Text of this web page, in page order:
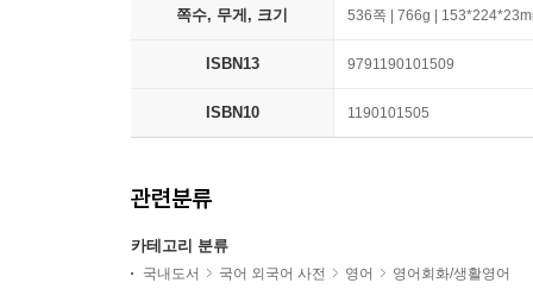
쪽수, 무게, 크기 536쪽 | 766g |
ISBN13 9791190101509
ISBN10 1190101505
관련분류
카테고리 분류
국내도서 국어 외국어 사전 영어
영어회화/생활영어